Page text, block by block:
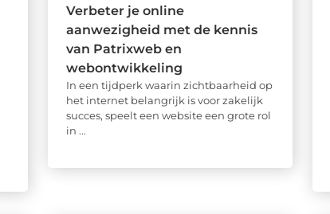
Verbeter je online
aanwezigheid met de kennis
van Patrixweb en
webontwikkeling
In een tijdperk waarin zichtbaarheid op
het internet belangrijk is voor zakelijk
succes, speelt een website een grote rol
in ...